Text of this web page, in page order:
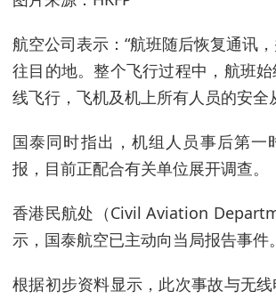
航空公司表示：“航班随后恢复通讯
往目的地。整个飞行过程中，航班
线飞行，飞机及机上所有人员的安全
国泰同时指出，机组人员事后第一
报，目前正配合有关单位展开调查。
香港民航处（Civil Aviation
示，国泰航空已主动向当局报告事件。
根据初步资料显示，此次事故与无